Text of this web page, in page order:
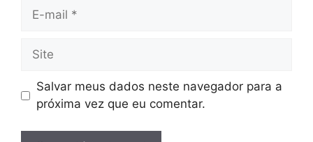
Site
Salvar meus dados neste navegador para a
próxima vez que eu comentar.